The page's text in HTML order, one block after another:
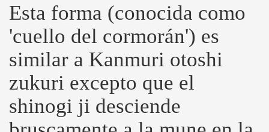
Esta forma (conocida como
'cuello del cormorán') es
similar a Kanmuri otoshi
zukuri excepto que el
shinogi ji desciende